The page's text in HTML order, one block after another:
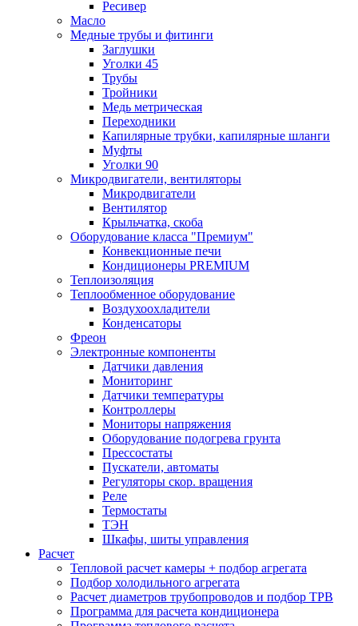
Ресивер
Масло
Медные трубы и фитинги
Заглушки
Уголки 45
Трубы
Тройники
Медь метрическая
Переходники
Капилярные трубки, капилярные шланги
Муфты
Уголки 90
Микродвигатели, вентиляторы
Микродвигатели
Вентилятор
Крыльчатка, скоба
Оборудование класса "Премиум"
Конвекционные печи
Кондиционеры PREMIUM
Теплоизоляция
Теплообменное оборудование
Воздухоохладители
Конденсаторы
Фреон
Электронные компоненты
Датчики давления
Мониторинг
Датчики температуры
Контроллеры
Мониторы напряжения
Оборудование подогрева грунта
Прессостаты
Пускатели, автоматы
Регуляторы скор. вращения
Реле
Термостаты
ТЭН
Шкафы, шиты управления
Расчет
Тепловой расчет камеры + подбор агрегата
Подбор холодильного агрегата
Расчет диаметров трубопроводов и подбор ТРВ
Программа для расчета кондиционера